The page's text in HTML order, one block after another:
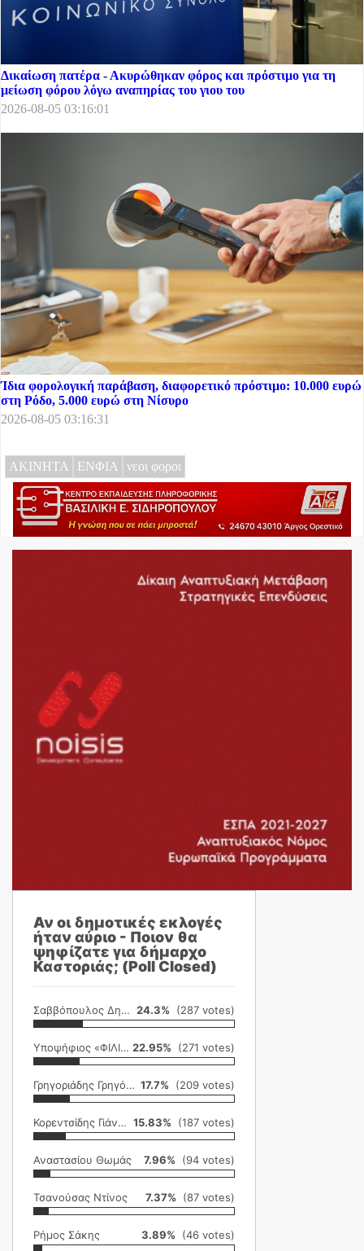
Δικαίωση πατέρα - Ακυρώθηκαν φόρος και πρόστιμο για τη
μείωση φόρου λόγω αναπηρίας του γιου του
2026-08-05 03:16:01
Ίδια φορολογική παράβαση, διαφορετικό πρόστιμο: 10.000 ευρώ
στη Ρόδο, 5.000 ευρώ στη Νίσυρο
2026-08-05 03:16:31
ΑΚΙΝΗΤΑ ΕΝΦΙΑ νεοι φοροι
Αν οι δημοτικές εκλογές
ήταν αύριο - Ποιον θα
ψηφίζατε για δήμαρχο
Καστοριάς; (Poll Closed)
Σαββόπουλος Δημήτρης 24.3% (287 votes)
Υποψήφιος «ΦΙΛΙΚΗ ΕΤΑΙΡΕΙΑ» 22.95% (271 votes)
Γρηγοριάδης Γρηγόρης 17.7% (209 votes)
Κορεντσίδης Γιάννης 15.83% (187 votes)
Αναστασίου Θωμάς 7.96% (94 votes)
Τσανούσας Ντίνος 7.37% (87 votes)
Ρήμος Σάκης 3.89% (46 votes)